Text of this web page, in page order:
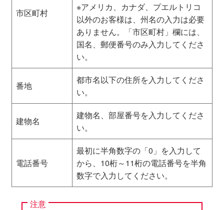
市区町村
※アメリカ、カナダ、プエルトリコ
以外のお客様は、州名の入力は必要
ありません。「市区町村」欄には、
国名、郵便番号のみ入力してくださ
い。
番地
都市名以下の住所を入力してくださ
い。
建物名
建物名、部屋番号を入力してくださ
い。
電話番号
最初に半角数字の「0」を入力して
から、10桁～11桁の電話番号を半角
数字で入力してください。
注意